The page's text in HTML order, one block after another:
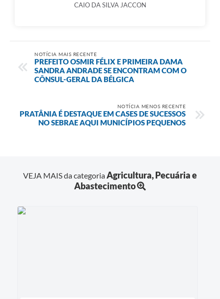
CAIO DA SILVA JACCON
NOTÍCIA MAIS RECENTE
PREFEITO OSMIR FÉLIX E PRIMEIRA DAMA
SANDRA ANDRADE SE ENCONTRAM COM O
CÔNSUL-GERAL DA BÉLGICA
NOTÍCIA MENOS RECENTE
PRATÂNIA É DESTAQUE EM CASES DE SUCESSOS
NO SEBRAE AQUI MUNICÍPIOS PEQUENOS
VEJA MAIS da categoriaAgricultura, Pecuária e
Abastecimento